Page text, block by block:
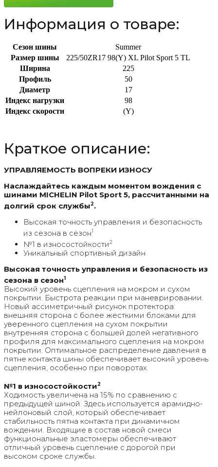
98(Y)
Информация о товаре:
Сезон шины
Summer
Размер шины
225/50ZR17 98(Y) XL Pilot Sport 5 TL
Ширина
225
Профиль
50
Диаметр
17
Индекс нагрузки
98
Индекс скорости
(Y)
Краткое описание:
УПРАВЛЯЕМОСТЬ ВОПРЕКИ ИЗНОСУ
Наслаждайтесь каждым моментом вождения с
шинами MICHELIN Pilot Sport 5, рассчитанными на
долгий срок службы2.
Высокая точность управления и безопасность
из сезона в сезон1
№1 в износостойкости2
Уникальный спортивный дизайн
Высокая точность управления и безопасность из
сезона в сезон1
Высокий уровень сцепления на мокром и сухом
покрытии. Быстрота реакции при маневрировании.
Новый ассиметричный рисунок протектора:
внешняя сторона с более жесткими блоками для
уверенного сцепления на сухом покрытии
внутренняя сторона с большей долей негативного
профиля для максимального сцепления на мокром
покрытии. Оптимальное распределение давления в
пятне контакта шины обеспечивает высокий уровень
сцепления, особенно при поворотах.
№1 в износостойкости2
Ходимость увеличена на 15% по сравнению с
предыдущей шиной. Здесь используется арамидно-
нейлоновый слой, который обеспечивает
стабильность пятна контакта при динамичном
вождении. Входящие в состав новой смеси
функциональные эластомеры обеспечивают
отличный уровень сцепление с дорогой при
высоком сроке службы.